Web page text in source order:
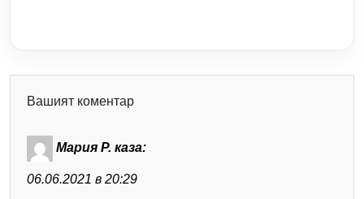
Вашият коментар
Мария Р. каза:
06.06.2021 в 20:29